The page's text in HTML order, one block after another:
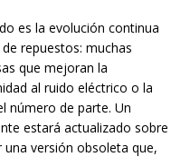
es la evolución continua
repuestos: muchas
que mejoran la
al ruido eléctrico o la
número de parte. Un
estará actualizado sobre
versión obsoleta que,